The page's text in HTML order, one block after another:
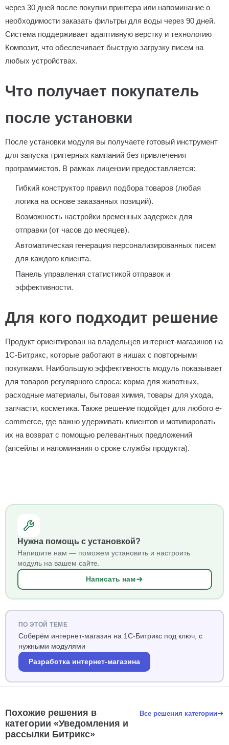
через 30 дней после покупки принтера или напоминание о
необходимости заказать фильтры для воды через 90 дней.
Система поддерживает адаптивную верстку и технологию
Композит, что обеспечивает быструю загрузку писем на
любых устройствах.
Что получает покупатель
после установки
После установки модуля вы получаете готовый инструмент
для запуска триггерных кампаний без привлечения
программистов. В рамках лицензии предоставляется:
Гибкий конструктор правил подбора товаров (любая
логика на основе заказанных позиций).
Возможность настройки временных задержек для
отправки (от часов до месяцев).
Автоматическая генерация персонализированных писем
для каждого клиента.
Панель управления статистикой отправок и
эффективности.
Для кого подходит решение
Продукт ориентирован на владельцев интернет-магазинов на
1С-Битрикс, которые работают в нишах с повторными
покупками. Наибольшую эффективность модуль показывает
для товаров регулярного спроса: корма для животных,
расходные материалы, бытовая химия, товары для ухода,
запчасти, косметика. Также решение подойдет для любого e-
commerce, где важно удерживать клиентов и мотивировать
их на возврат с помощью релевантных предложений
(апсейлы и напоминания о сроке службы продукта).
Нужна помощь с установкой?
Напишите нам — поможем установить и настроить
модуль на вашем сайте.
Написать нам
ПО ЭТОЙ ТЕМЕ
Соберём интернет-магазин на 1С-Битрикс под ключ, с
нужными модулями
Разработка интернет-магазина
Похожие решения в
категории «Уведомления и
рассылки Битрикс»
Все решения категории